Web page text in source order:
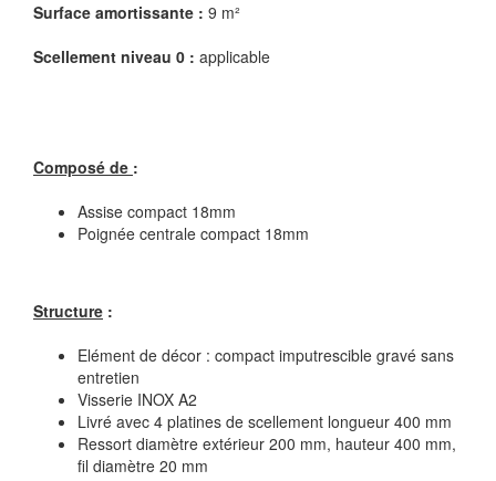
Surface amortissante : 9 m²
Scellement niveau 0 : applicable
Composé de :
Assise compact 18mm
Poignée centrale compact 18mm
Structure :
Elément de décor : compact imputrescible gravé sans
entretien
Visserie INOX A2
Livré avec 4 platines de scellement longueur 400 mm
Ressort diamètre extérieur 200 mm, hauteur 400 mm,
fil diamètre 20 mm